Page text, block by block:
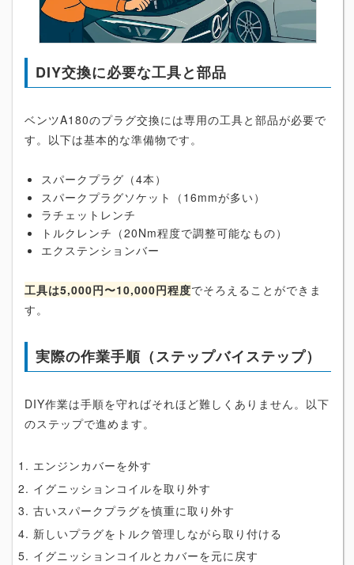
DIY交換に必要な工具と部品
ベンツA180のプラグ交換には専用の工具と部品が必要で
す。以下は基本的な準備物です。
スパークプラグ（4本）
スパークプラグソケット（16mmが多い）
ラチェットレンチ
トルクレンチ（20Nm程度で調整可能なもの）
エクステンションバー
工具は5,000円〜10,000円程度でそろえることができま
す。
実際の作業手順（ステップバイステップ）
DIY作業は手順を守ればそれほど難しくありません。以下
のステップで進めます。
エンジンカバーを外す
イグニッションコイルを取り外す
古いスパークプラグを慎重に取り外す
新しいプラグをトルク管理しながら取り付ける
イグニッションコイルとカバーを元に戻す